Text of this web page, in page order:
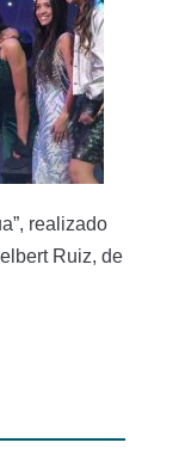
realizado
Ruiz, de